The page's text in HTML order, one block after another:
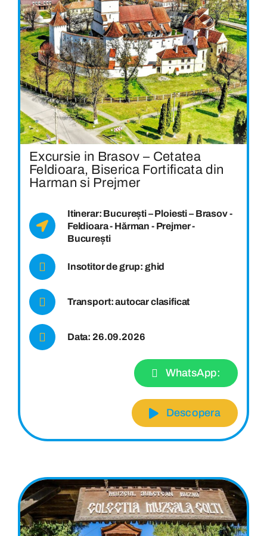
Excursie in Brasov – Cetatea
Feldioara, Biserica Fortificata din
Harman si Prejmer
Itinerar: București – Ploiesti – Brasov -
Feldioara - Hărman - Prejmer -
București
Insotitor de grup: ghid
Transport: autocar clasificat
Data: 26.09.2026
WhatsApp:
Descopera